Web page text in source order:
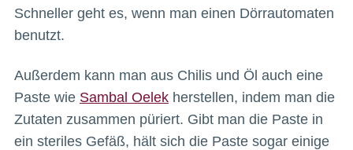
Schneller geht es, wenn man einen Dörrautomaten
benutzt.
Außerdem kann man aus Chilis und Öl auch eine
Paste wie Sambal Oelekherstellen, indem man die
Zutaten zusammen püriert. Gibt man die Paste in
ein steriles Gefäß, hält sich die Paste sogar einige